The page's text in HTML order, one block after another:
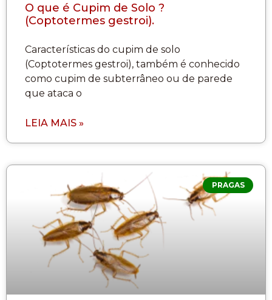
O que é Cupim de Solo ?
(Coptotermes gestroi).
Características do cupim de solo
(Coptotermes gestroi), também é conhecido
como cupim de subterrâneo ou de parede
que ataca o
LEIA MAIS »
PRAGAS